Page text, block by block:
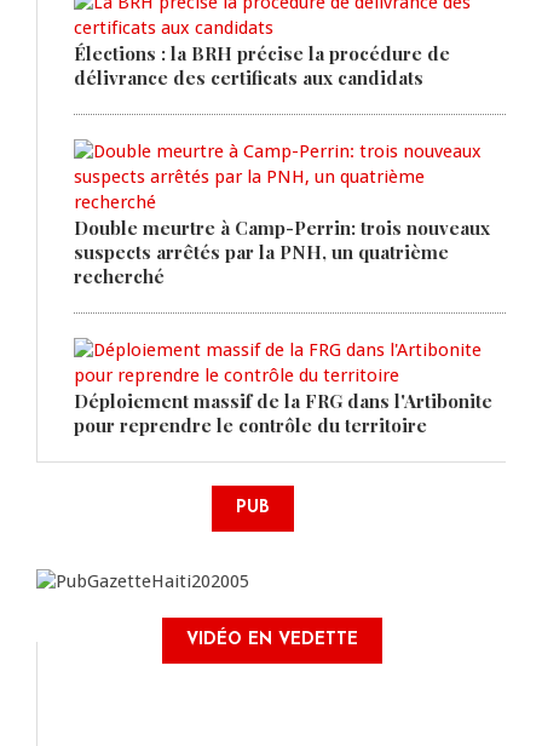
Élections : la BRH précise la procédure de
délivrance des certificats aux candidats
Double meurtre à Camp-Perrin: trois nouveaux
suspects arrêtés par la PNH, un quatrième
recherché
Déploiement massif de la FRG dans l'Artibonite
pour reprendre le contrôle du territoire
PUB
VIDÉO EN VEDETTE